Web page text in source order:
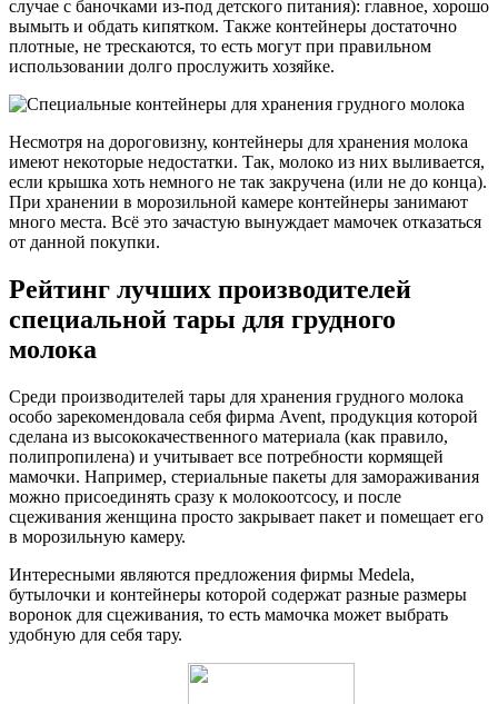
случае с баночками из-под детского питания): главное, хорошо
вымыть и обдать кипятком. Также контейнеры достаточно
плотные, не трескаются, то есть могут при правильном
использовании долго прослужить хозяйке.
Несмотря на дороговизну, контейнеры для хранения молока
имеют некоторые недостатки. Так, молоко из них выливается,
если крышка хоть немного не так закручена (или не до конца).
При хранении в морозильной камере контейнеры занимают
много места. Всё это зачастую вынуждает мамочек отказаться
от данной покупки.
Рейтинг лучших производителей
специальной тары для грудного
молока
Среди производителей тары для хранения грудного молока
особо зарекомендовала себя фирма Avent, продукция которой
сделана из высококачественного материала (как правило,
полипропилена) и учитывает все потребности кормящей
мамочки. Например, стериальные пакеты для замораживания
можно присоединять сразу к молокоотсосу, и после
сцеживания женщина просто закрывает пакет и помещает его
в морозильную камеру.
Интересными являются предложения фирмы Medela,
бутылочки и контейнеры которой содержат разные размеры
воронок для сцеживания, то есть мамочка может выбрать
удобную для себя тару.